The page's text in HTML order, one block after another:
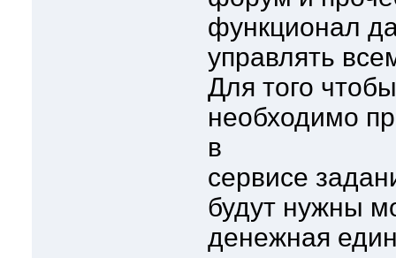
функционал
управлять
Для того
необходимо
в
сервисе
будут нужны
денежная